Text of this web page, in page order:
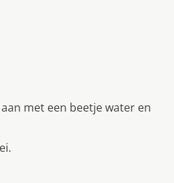
met een beetje water en